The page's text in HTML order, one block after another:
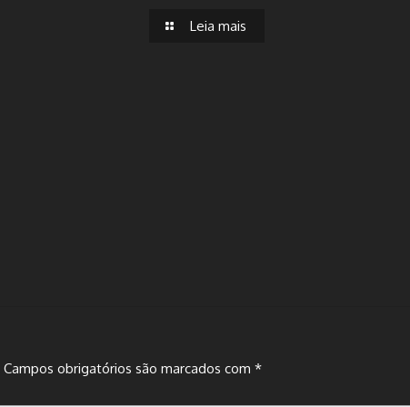
Leia mais
Campos obrigatórios são marcados com*